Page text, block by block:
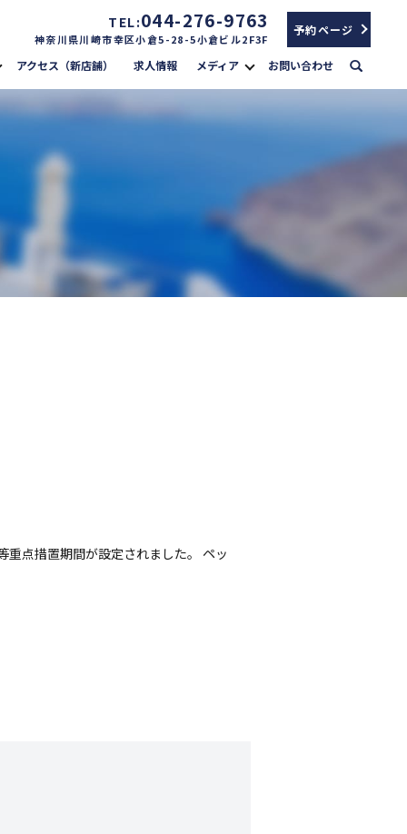
TEL:044-276-9763
神奈川県川崎市幸区小倉5-28-5小倉ビル2F3F
予約ページ
アクセス（新店舗） 求人情報 メディア お問い合わせ search
点措置期間が設定されました。 ペッ